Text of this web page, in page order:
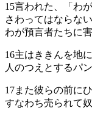
15言われた、「わ
さわってはならない
わが預言者たちに
16主はききんを地に
人のつえとするパ
17また彼らの前に
すなわち売られて